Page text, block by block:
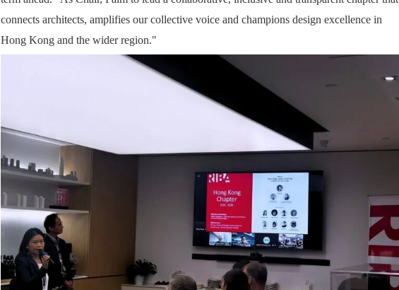
connects architects, amplifies our collective voice and champions design excellence in
Hong Kong and the wider region."